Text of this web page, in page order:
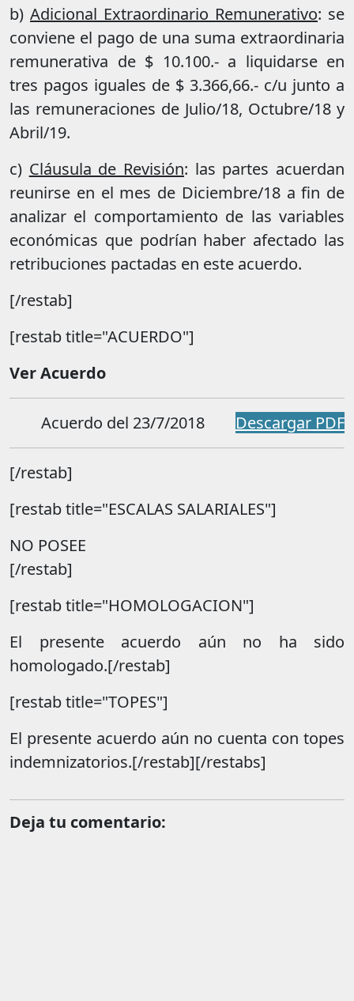
b) Adicional Extraordinario Remunerativo: se
conviene el pago de una suma extraordinaria
remunerativa de $ 10.100.- a liquidarse en
tres pagos iguales de $ 3.366,66.- c/u junto a
las remuneraciones de Julio/18, Octubre/18 y
Abril/19.
c) Cláusula de Revisión: las partes acuerdan
reunirse en el mes de Diciembre/18 a fin de
analizar el comportamiento de las variables
económicas que podrían haber afectado las
retribuciones pactadas en este acuerdo.
[/restab]
[restab title="ACUERDO"]
Ver Acuerdo
Descargar PDF
Acuerdo del 23/7/2018
[/restab]
[restab title="ESCALAS SALARIALES"]
NO POSEE
[/restab]
[restab title="HOMOLOGACION"]
El presente acuerdo aún no ha sido
homologado.[/restab]
[restab title="TOPES"]
El presente acuerdo aún no cuenta con topes
indemnizatorios.[/restab][/restabs]
Deja tu comentario: